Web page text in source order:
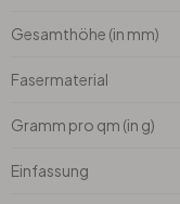
Gesamthöhe (in mm)
Fasermaterial
Gramm pro qm (in g)
Einfassung